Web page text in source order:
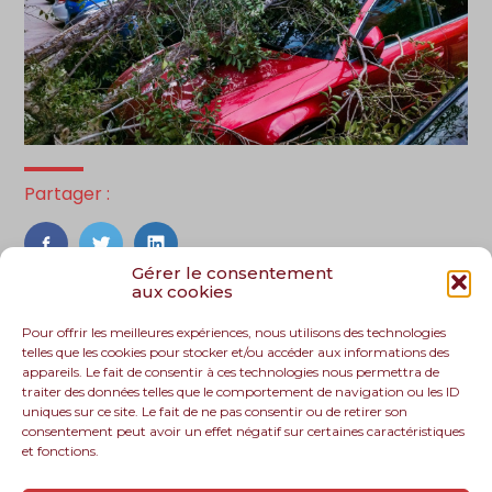
Gérer le consentement
aux cookies
Pour offrir les meilleures expériences, nous utilisons des technologies
telles que les cookies pour stocker et/ou accéder aux informations des
appareils. Le fait de consentir à ces technologies nous permettra de
traiter des données telles que le comportement de navigation ou les ID
uniques sur ce site. Le fait de ne pas consentir ou de retirer son
consentement peut avoir un effet négatif sur certaines caractéristiques
et fonctions.
Partager :
FaceBook
TwitterLinkedIn
Footer